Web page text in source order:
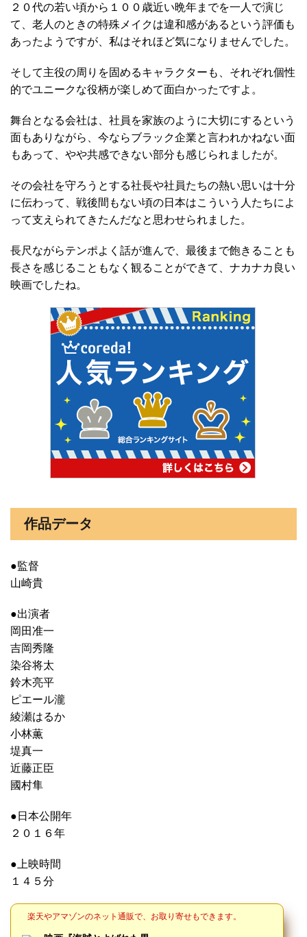
２０代の若い頃から１００歳近い晩年までを一人で演じ
て、老人のときの特殊メイクは違和感があるという評価も
あったようですが、私はそれほど気になりませんでした。
そして主役の周りを固めるキャラクターも、それぞれ個性
的でユニークな役柄が楽しめて面白かったですよ。
舞台となる会社は、社員を家族のように大切にするという
面もありながら、今ならブラック企業と言われかねない面
もあって、やや共感できない部分も感じられましたが。
その会社を守ろうとする社長や社員たちの熱い思いは十分
に伝わって、戦後間もない頃の日本はこういう人たちによ
って支えられてきたんだなと思わせられました。
長尺ながらテンポよく話が進んで、最後まで飽きることも
長さを感じることもなく観ることができて、ナカナカ良い
映画でしたね。
作品データ
●監督
山崎貴
●出演者
岡田准一
吉岡秀隆
染谷将太
鈴木亮平
ピエール瀧
綾瀬はるか
小林薫
堤真一
近藤正臣
國村隼
●日本公開年
２０１６年
●上映時間
１４５分
楽天やアマゾンのネット通販で、お取り寄せもできます。